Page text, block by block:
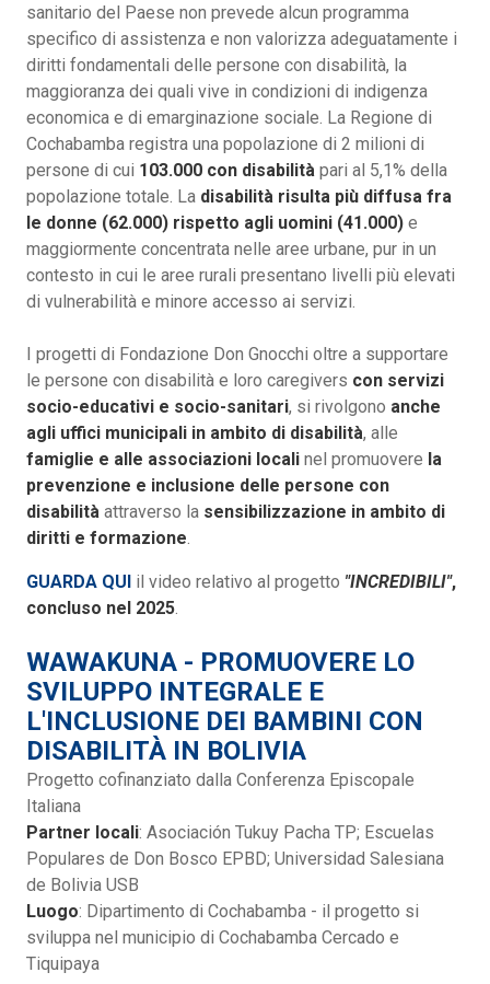
sanitario del Paese non prevede alcun programma
specifico di assistenza e non valorizza adeguatamente i
diritti fondamentali delle persone con disabilità, la
maggioranza dei quali vive in condizioni di indigenza
economica e di emarginazione sociale. La Regione di
Cochabamba registra una popolazione di 2 milioni di
persone di cui 103.000 con disabilità pari al 5,1% della
popolazione totale. La disabilità risulta più diffusa fra
le donne (62.000) rispetto agli uomini (41.000) e
maggiormente concentrata nelle aree urbane, pur in un
contesto in cui le aree rurali presentano livelli più elevati
di vulnerabilità e minore accesso ai servizi.
I progetti di Fondazione Don Gnocchi oltre a supportare
le persone con disabilità e loro caregivers con servizi
socio-educativi e socio-sanitari, si rivolgono anche
agli uffici municipali in ambito di disabilità, alle
famiglie e alle associazioni locali nel promuovere la
prevenzione e inclusione delle persone con
disabilità attraverso la sensibilizzazione in ambito di
diritti e formazione.
GUARDA QUI il video relativo al progetto "INCREDIBILI",
concluso nel 2025.
WAWAKUNA - PROMUOVERE LO
SVILUPPO INTEGRALE E
L'INCLUSIONE DEI BAMBINI CON
DISABILITÀ IN BOLIVIA
Progetto cofinanziato dalla Conferenza Episcopale
Italiana
Partner locali: Asociación Tukuy Pacha TP; Escuelas
Populares de Don Bosco EPBD; Universidad Salesiana
de Bolivia USB
Luogo: Dipartimento di Cochabamba - il progetto si
sviluppa nel municipio di Cochabamba Cercado e
Tiquipaya